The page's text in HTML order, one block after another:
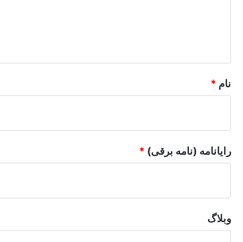
نام *
رایانامه (نامه برقی) *
وبلاگ